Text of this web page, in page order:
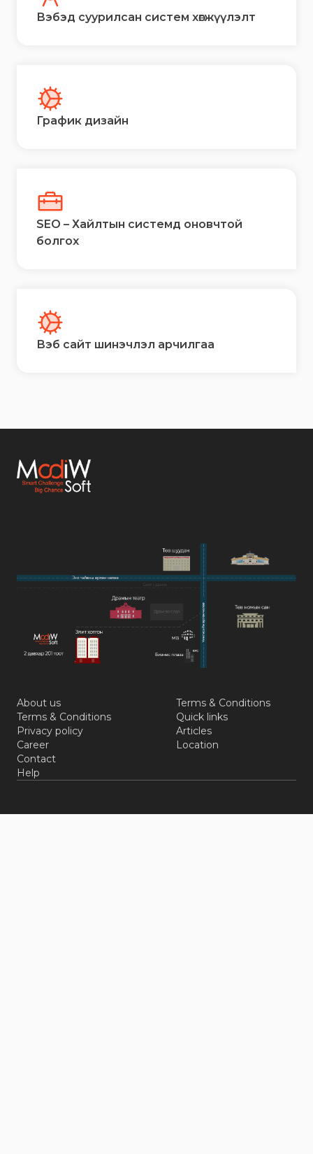
Вэбэд суурилсан систем хөгжүүлэлт
График дизайн
SEO – Хайлтын системд оновчтой
болгох
Вэб сайт шинэчлэл арчилгаа
About us
Terms & Conditions
Privacy policy
Career
Contact
Help
Terms & Conditions
Quick links
Articles
Location